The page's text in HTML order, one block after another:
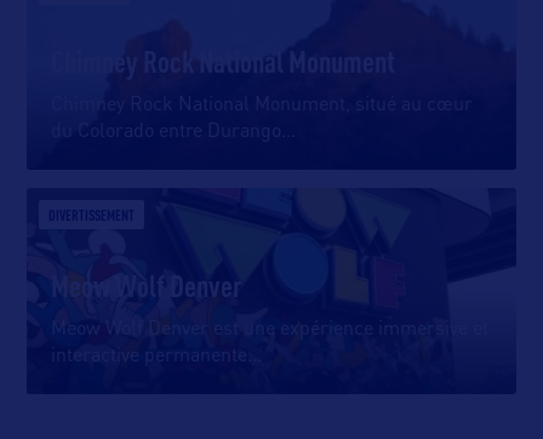
Chimney Rock National Monument, situé au cœur
du Colorado entre Durango
DIVERTISSEMENT
Meow Wolf Denver
Meow Wolf Denver est une expérience immersive et
interactive permanente